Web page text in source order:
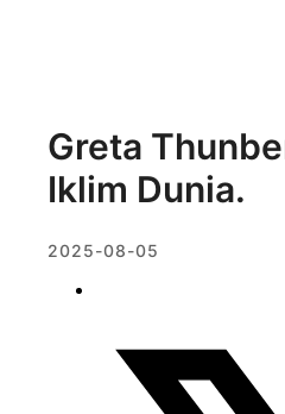
Greta
Iklim Dunia.
2025-08-05